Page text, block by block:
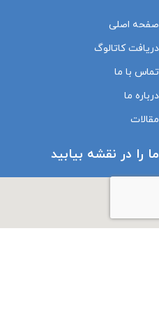
صفحه اصلی
دریافت کاتالوگ
تماس با ما
درباره ما
مقالات
ما را در نقشه بیابید